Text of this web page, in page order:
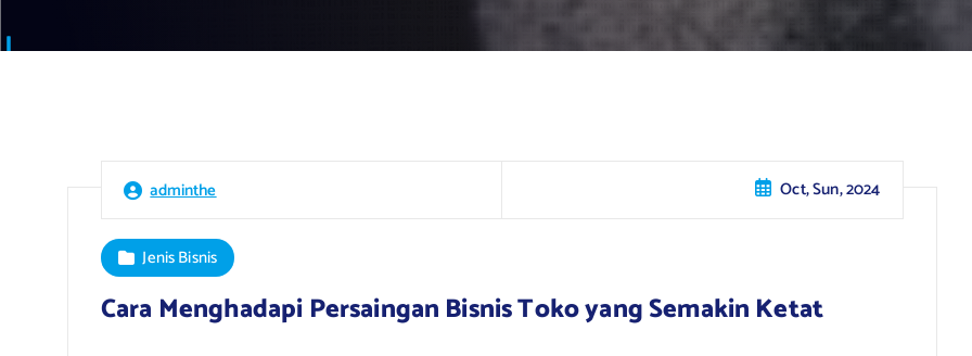
adminthe Oct, Sun, 2024
Jenis Bisnis
Cara Menghadapi Persaingan Bisnis Toko yang Semakin Ketat